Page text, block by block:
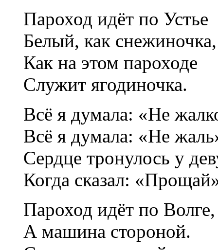
Пароход идёт по Устье
Белый, как снежиночка,
Как на этом пароходе
Служит ягодиночка.
Всё я думала: «Не
Всё я думала: «Не
Сердце тронулось у
Когда сказал:
Пароход идёт по Волге,
А машина стороной.